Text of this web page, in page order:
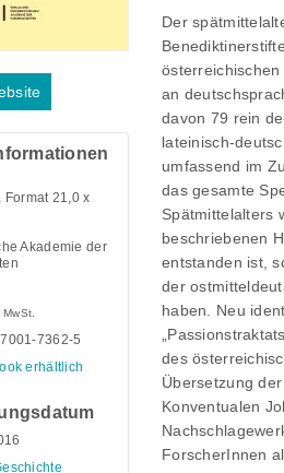
Der
an
davon 79 rein
lateinisch-
umfassend im
das gesamte
Spätmittelalters
beschriebenen
entstanden ist,
der
haben. Neu
des
Übersetzung
Konventualen
ForscherInnen
Format 21,0 x
Akademie der
7362-5
erhältlich